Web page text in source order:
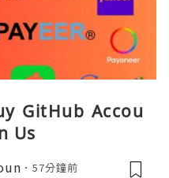
GitHub Accou
Us
57分鐘前